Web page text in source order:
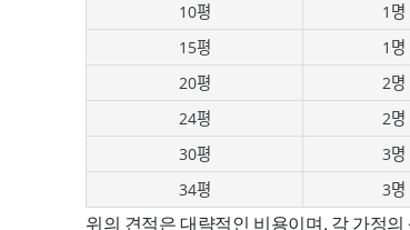
10평 1명
15평
1명
20평
2명
24평
2명
30평
3명
34평
3명
위의 견적은 대략적인 비용이며, 각 가정